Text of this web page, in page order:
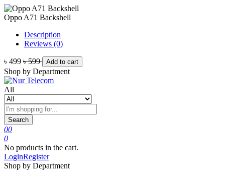
Oppo A71 Backshell
Description
Reviews (0)
৳ 499 ৳ 599 Add to cart
Shop by Department
All
Search
00
0
No products in the cart.
LoginRegister
Shop by Department